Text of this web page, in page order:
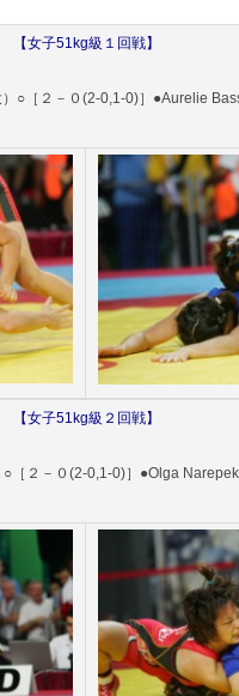
【女子51kg級１回戦】
○［２－０(2-0,1-0)］●Aurelie
【女子51 kg級２回戦】
［２－０(2-0,1-0)］●Olga